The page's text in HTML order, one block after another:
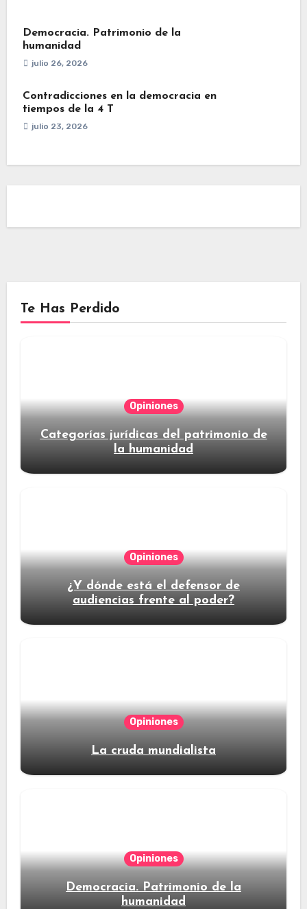
Democracia. Patrimonio de la
humanidad
julio 26, 2026
Contradicciones en la democracia en
tiempos de la 4 T
julio 23, 2026
Te Has Perdido
Opiniones
Categorías jurídicas del patrimonio de
la humanidad
Opiniones
¿Y dónde está el defensor de
audiencias frente al poder?
Opiniones
La cruda mundialista
Opiniones
Democracia. Patrimonio de la
humanidad